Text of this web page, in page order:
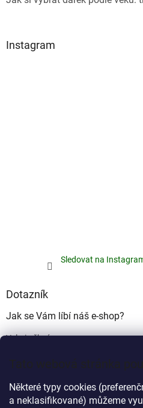
Tato webová stránka
Některé typy cookies
a neklasifikované) můžeme
Instagram
Sledovat na
Dotazník
Jak se Vám líbí náš e-shop?
Velmi pěkný
Ujde to
Nelíbí se mi